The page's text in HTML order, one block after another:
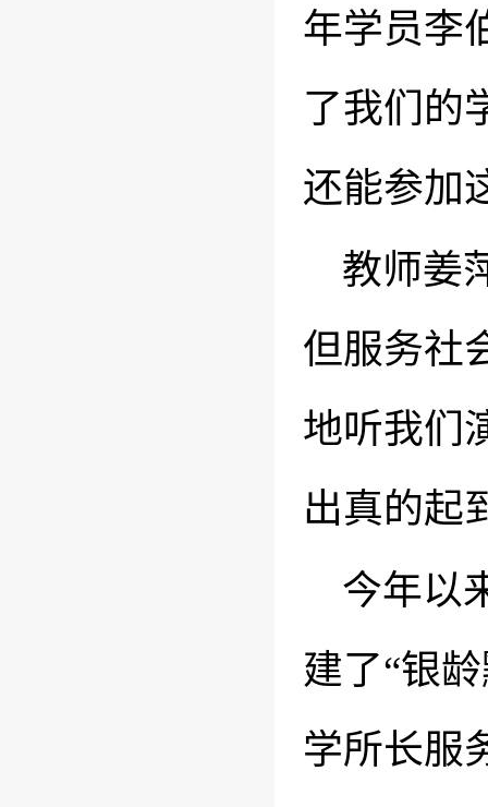
年学员李
了我们的
还能参加
教师姜
但服务社
地听我们
出真的起
今年以
建了“银
学所长服